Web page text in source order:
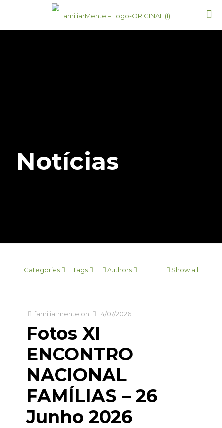
Notícias
Categories Tags Authors Show all
familiarmente on 14/07/2026
Fotos XI
ENCONTRO
NACIONAL
FAMÍLIAS – 26
Junho 2026